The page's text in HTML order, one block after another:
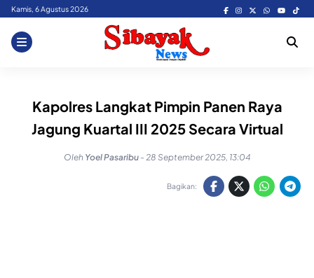
Skip
content
Kamis, 6 Agustus 2026
Kapolres Langkat Pimpin Panen Raya
Jagung Kuartal III 2025 Secara Virtual
Oleh Yoel Pasaribu - 28 September 2025, 13:04
Bagikan: